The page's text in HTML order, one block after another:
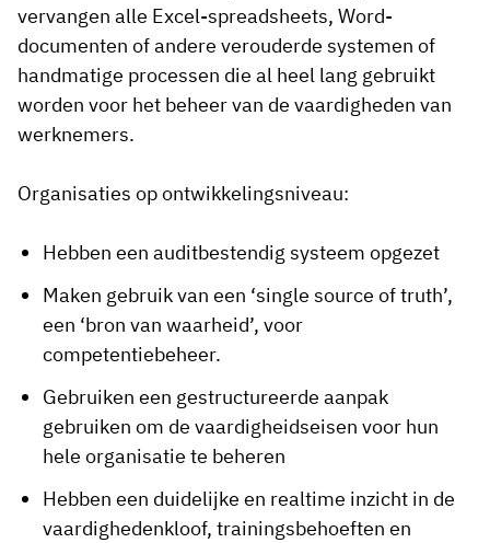
vervangen alle Excel-spreadsheets, Word-
documenten of andere verouderde systemen of
handmatige processen die al heel lang gebruikt
worden voor het beheer van de vaardigheden van
werknemers.
Organisaties op ontwikkelingsniveau:
Hebben een auditbestendig systeem opgezet
Maken gebruik van een ‘single source of truth’,
een ‘bron van waarheid’, voor
competentiebeheer.
Gebruiken een gestructureerde aanpak
gebruiken om de vaardigheidseisen voor hun
hele organisatie te beheren
Hebben een duidelijke en realtime inzicht in de
vaardighedenkloof, trainingsbehoeften en